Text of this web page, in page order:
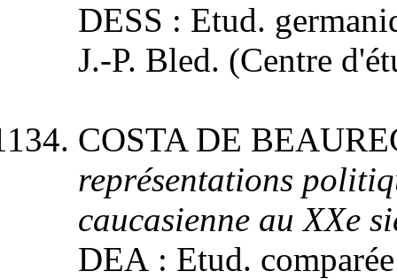
DESS : Etud.
J.-P. Bled. (Centre
COSTA DE
représentations
caucasienne au XXe
DEA : Etud.